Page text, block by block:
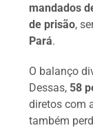
mandados
de prisão,
Pará.
O balanço
Dessas, 58
diretos com
também